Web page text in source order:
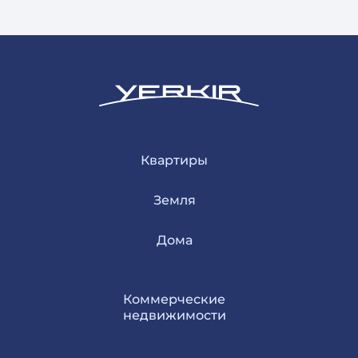
Квартиры
Земля
Дома
Коммерческие
недвижимости